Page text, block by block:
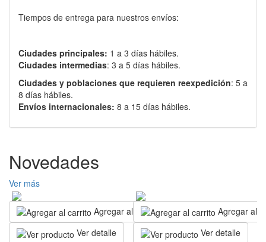
Tiempos de entrega para nuestros envíos:
Ciudades principales: 1 a 3 días hábiles.
Ciudades intermedias: 3 a 5 días hábiles.
Ciudades y poblaciones que requieren reexpedición: 5 a
8 días hábiles.
Envíos internacionales: 8 a 15 días hábiles.
Novedades
Ver más
Agregar al carrito
Ver detalle
Agregar al
Ver detalle